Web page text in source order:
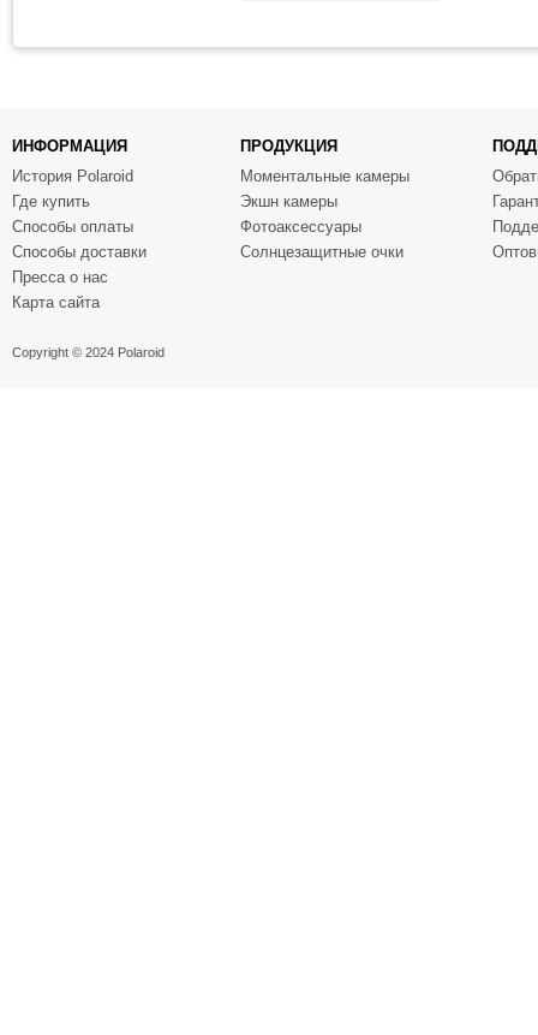
ИНФОРМАЦИЯ
История Polaroid
Где купить
Способы оплаты
Способы доставки
Пресса о нас
Карта сайта
ПРОДУКЦИЯ
Моментальные камеры
Экшн камеры
Фотоаксессуары
Солнцезащитные очки
Copyright © 2024 Polaroid